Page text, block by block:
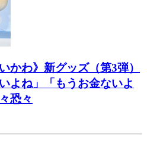
かわ》新グッズ（第3弾）
よね」「もうお金ないよ
恐々